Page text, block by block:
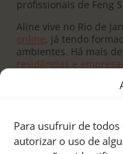
Para usufruir de todos
autorizar o uso de
profissionais de Feng
Aline vive no Rio de
online, já tendo
ambientes. Há mais
residências e